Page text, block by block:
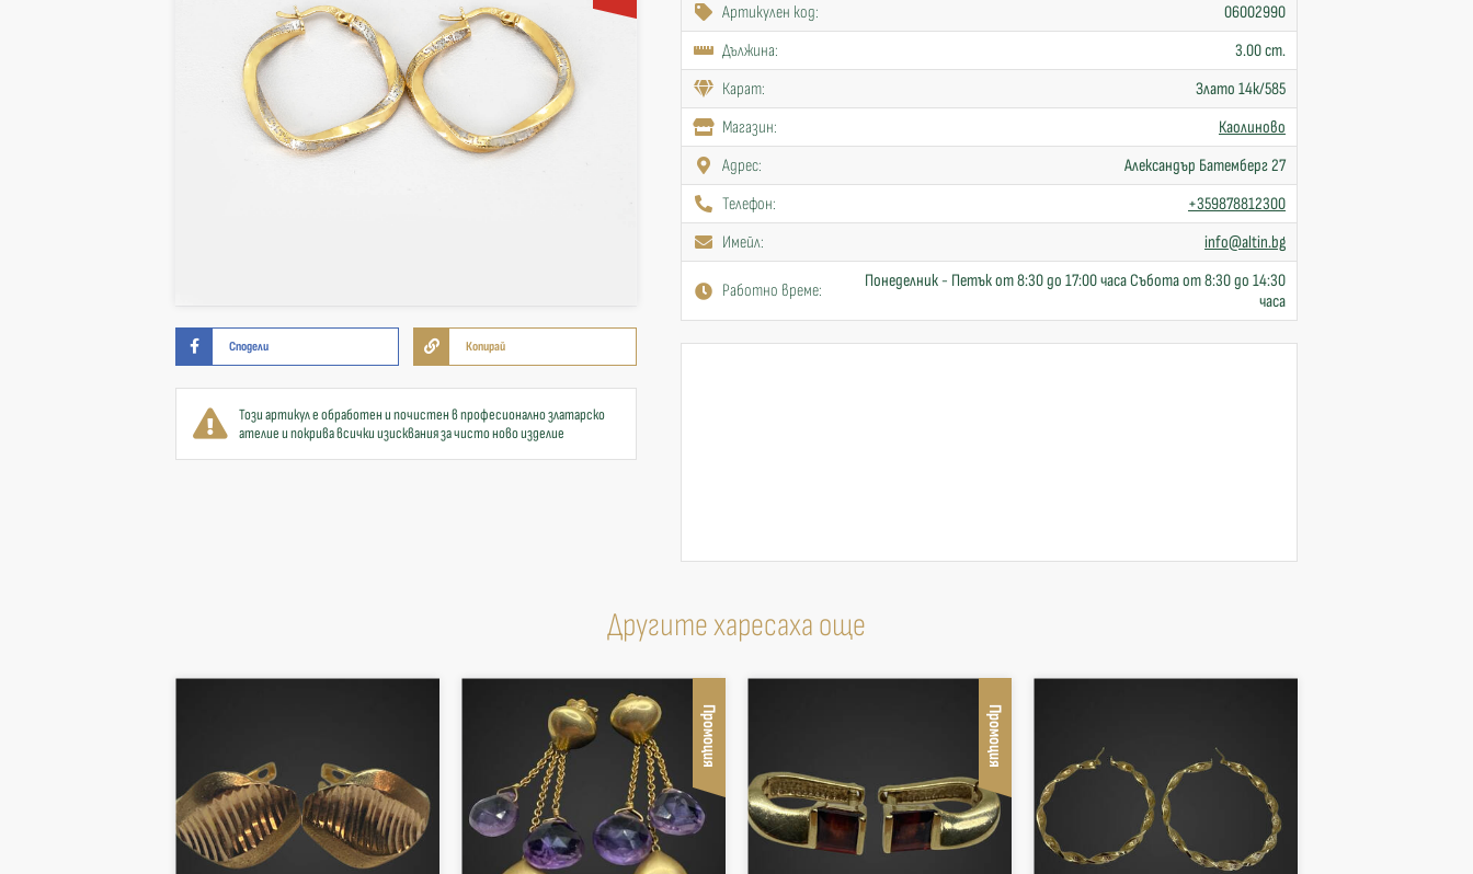
Сподели Копирай
Този артикул е обработен и почистен в професионално златарско
ателие и покрива всички изисквания за чисто ново изделие
Артикулен код:
06002990
Дължина:
3.00 cm.
Карат:
Злато 14к/585
Mагазин:
Каолиново
Адрес:
Александър Батемберг 27
Телефон:
+359878812300
Имейл:
info@altin.bg
Работно време:
Понеделник - Петък от 8:30 до 17:00 часа Събота от 8:30 до 14:30
часа
Другите харесаха още
Промоция Промоция